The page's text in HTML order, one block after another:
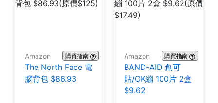
Amazon 購買指南
The North Face 電
腦背包 $86.93
Amazon 購買指南
BAND-AID 創可
貼/OK繃 100片 2盒
$9.62